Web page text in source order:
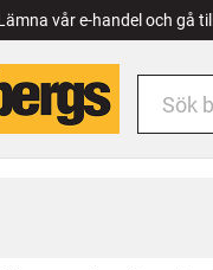
vår e-handel och gå